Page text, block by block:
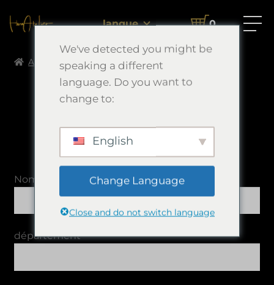
langue 0
Accueil 企業様お問い合わせフォーム
企業様お問い合わせフォーム
オーダーメイド依頼はこちら
Nom de l'entreprise
département
We've detected you might be
speaking a different
language. Do you want to
change to:
English
Change Language
Close and do not switch language